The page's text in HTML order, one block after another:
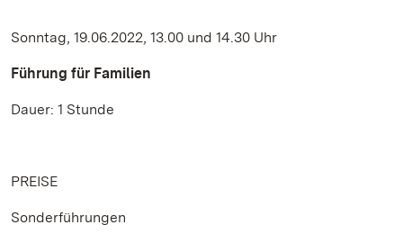
Sonntag, 19.06.2022, 13.00 und 14.30 Uhr
Führung für Familien
Dauer: 1 Stunde
PREISE
Sonderführungen